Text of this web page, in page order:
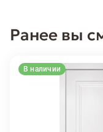
Ранее вы
В наличии